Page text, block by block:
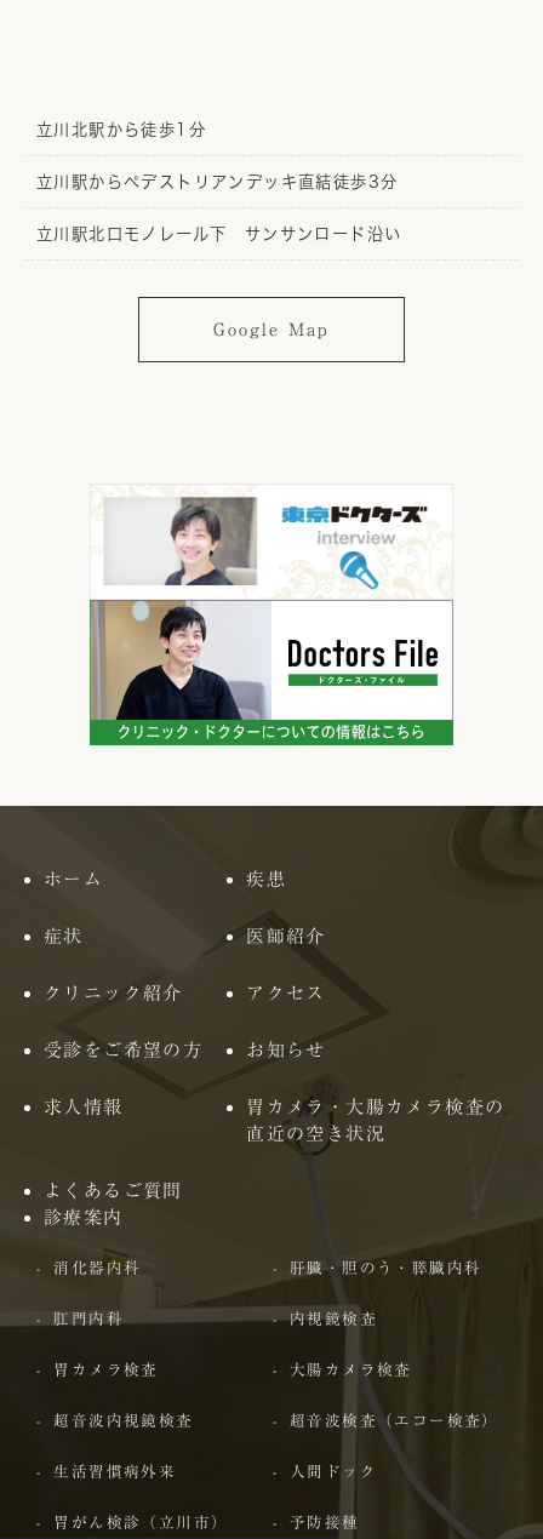
立川北駅から徒歩1分
立川駅からペデストリアンデッキ直結徒歩3分
立川駅北口モノレール下 サンサンロード沿い
Google Map
ホーム 疾患
症状 医師紹介
クリニック紹介 アクセス
受診をご希望の方 お知らせ
求人情報
胃カメラ・大腸カメラ検査の
直近の空き状況
よくあるご質問
診療案内
消化器内科 肝臓・胆のう・膵臓内科
肛門内科 内視鏡検査
胃カメラ検査 大腸カメラ検査
超音波内視鏡検査 超音波検査（エコー検査）
生活習慣病外来 人間ドック
胃がん検診（立川市） 予防接種